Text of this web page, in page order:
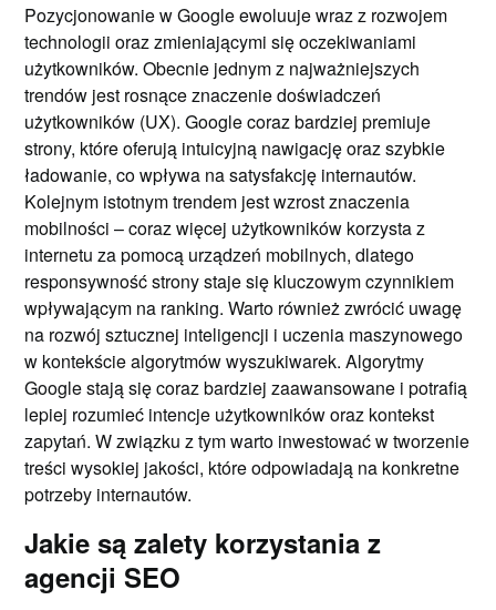
Pozycjonowanie w Google ewoluuje wraz z rozwojem
technologii oraz zmieniającymi się oczekiwaniami
użytkowników. Obecnie jednym z najważniejszych
trendów jest rosnące znaczenie doświadczeń
użytkowników (UX). Google coraz bardziej premiuje
strony, które oferują intuicyjną nawigację oraz szybkie
ładowanie, co wpływa na satysfakcję internautów.
Kolejnym istotnym trendem jest wzrost znaczenia
mobilności – coraz więcej użytkowników korzysta z
internetu za pomocą urządzeń mobilnych, dlatego
responsywność strony staje się kluczowym czynnikiem
wpływającym na ranking. Warto również zwrócić uwagę
na rozwój sztucznej inteligencji i uczenia maszynowego
w kontekście algorytmów wyszukiwarek. Algorytmy
Google stają się coraz bardziej zaawansowane i potrafią
lepiej rozumieć intencje użytkowników oraz kontekst
zapytań. W związku z tym warto inwestować w tworzenie
treści wysokiej jakości, które odpowiadają na konkretne
potrzeby internautów.
Jakie są zalety korzystania z
agencji SEO